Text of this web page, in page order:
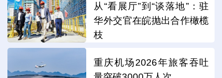
从“看展厅”到“谈落地”：驻
华外交官在皖抛出合作橄榄
枝
重庆机场2026年旅客吞吐